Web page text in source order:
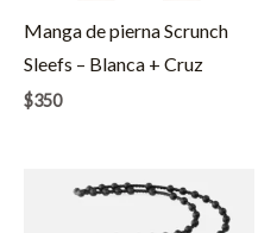
Manga de pierna Scrunch
Sleefs – Blanca + Cruz
$350